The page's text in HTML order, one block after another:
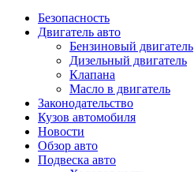
Безопасность
Двигатель авто
Бензиновый двигатель
Дизельный двигатель
Клапана
Масло в двигатель
Законодательство
Кузов автомобиля
Новости
Обзор авто
Подвеска авто